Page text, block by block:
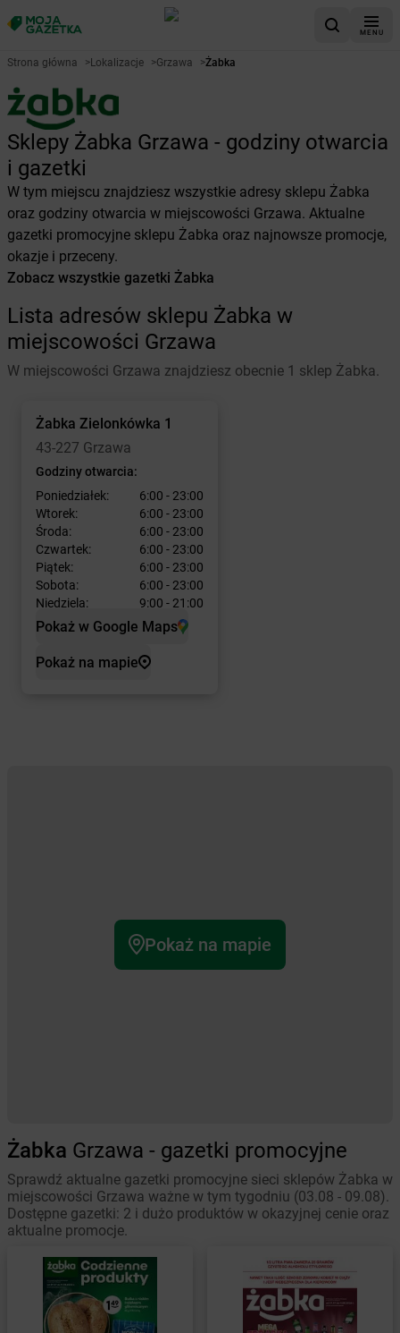
MENU
Strona główna >Lokalizacje >Grzawa >Żabka
Sklepy Żabka Grzawa - godziny otwarcia
i gazetki
W tym miejscu znajdziesz wszystkie adresy sklepu Żabka
oraz godziny otwarcia w miejscowości Grzawa. Aktualne
gazetki promocyjne sklepu Żabka oraz najnowsze promocje,
okazje i przeceny.
Zobacz wszystkie gazetki Żabka
Lista adresów sklepu Żabka w
miejscowości Grzawa
W miejscowości Grzawa znajdziesz obecnie 1 sklep Żabka.
Żabka Zielonkówka 1
43-227 Grzawa
Godziny otwarcia:
Poniedziałek:
6:00 - 23:00
Wtorek:
6:00 - 23:00
Środa:
6:00 - 23:00
Czwartek:
6:00 - 23:00
Piątek:
6:00 - 23:00
Sobota:
6:00 - 23:00
Niedziela:
9:00 - 21:00
Pokaż w Google Maps
Pokaż na mapie
Pokaż na mapie
Żabka Grzawa - gazetki promocyjne
Sprawdź aktualne gazetki promocyjne sieci sklepów Żabka w
miejscowości Grzawa ważne w tym tygodniu (03.08 - 09.08).
Dostępne gazetki: 2 i dużo produktów w okazyjnej cenie oraz
aktualne promocje.